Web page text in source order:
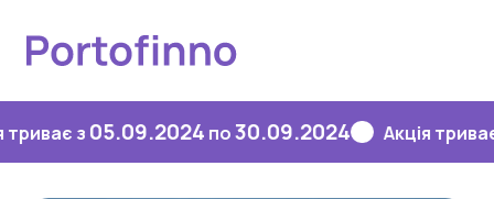
з05.09.2024по30.09.2024 Акція триває з